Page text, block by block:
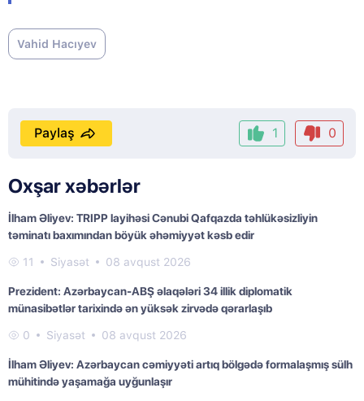
Vahid Hacıyev
1 0
Paylaş
Oxşar xəbərlər
İlham Əliyev: TRIPP layihəsi Cənubi Qafqazda təhlükəsizliyin
təminatı baxımından böyük əhəmiyyət kəsb edir
11 Siyasət 08 avqust 2026
Prezident: Azərbaycan-ABŞ əlaqələri 34 illik diplomatik
münasibətlər tarixində ən yüksək zirvədə qərarlaşıb
0 Siyasət 08 avqust 2026
İlham Əliyev: Azərbaycan cəmiyyəti artıq bölgədə formalaşmış sülh
mühitində yaşamağa uyğunlaşır